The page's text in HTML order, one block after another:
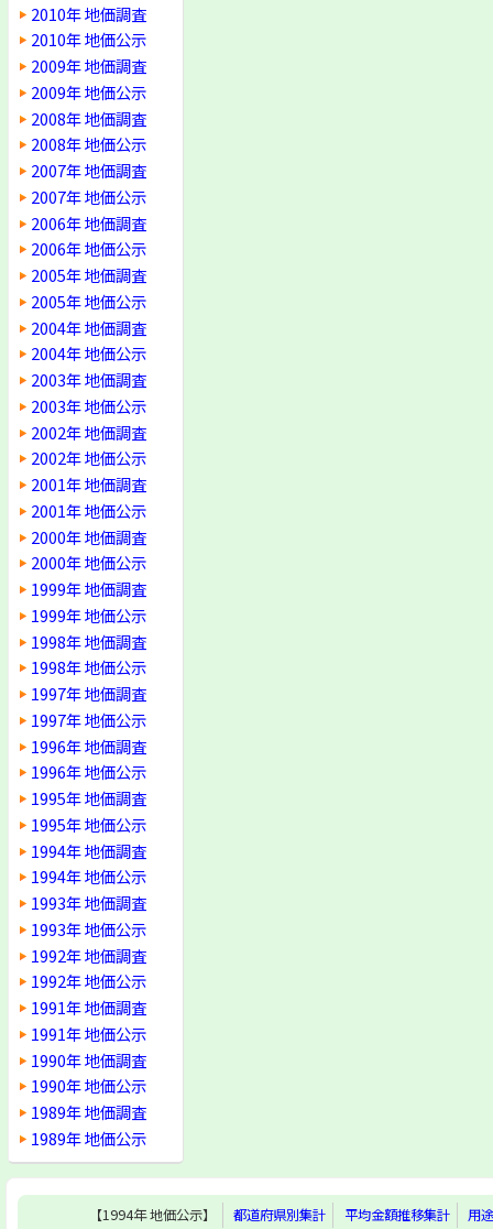
2010年 地価調査
2010年 地価公示
2009年 地価調査
2009年 地価公示
2008年 地価調査
2008年 地価公示
2007年 地価調査
2007年 地価公示
2006年 地価調査
2006年 地価公示
2005年 地価調査
2005年 地価公示
2004年 地価調査
2004年 地価公示
2003年 地価調査
2003年 地価公示
2002年 地価調査
2002年 地価公示
2001年 地価調査
2001年 地価公示
2000年 地価調査
2000年 地価公示
1999年 地価調査
1999年 地価公示
1998年 地価調査
1998年 地価公示
1997年 地価調査
1997年 地価公示
1996年 地価調査
1996年 地価公示
1995年 地価調査
1995年 地価公示
1994年 地価調査
1994年 地価公示
1993年 地価調査
1993年 地価公示
1992年 地価調査
1992年 地価公示
1991年 地価調査
1991年 地価公示
1990年 地価調査
1990年 地価公示
1989年 地価調査
1989年 地価公示
【1994年 地価公示】 都道府県別集計 平均金額推移集計 用